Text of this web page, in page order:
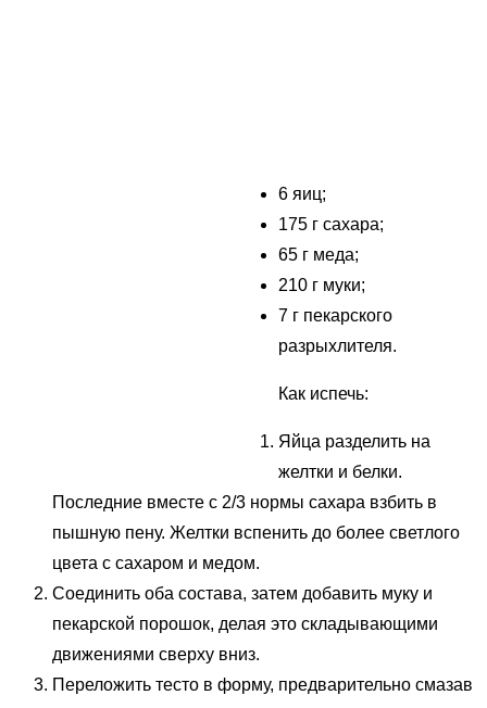
6 яиц;
175 г сахара;
65 г меда;
210 г муки;
7 г пекарского
разрыхлителя.
Как испечь:
Яйца разделить на
желтки и белки.
Последние вместе с 2/3 нормы сахара взбить в
пышную пену. Желтки вспенить до более светлого
цвета с сахаром и медом.
Соединить оба состава, затем добавить муку и
пекарской порошок, делая это складывающими
движениями сверху вниз.
Переложить тесто в форму, предварительно смазав